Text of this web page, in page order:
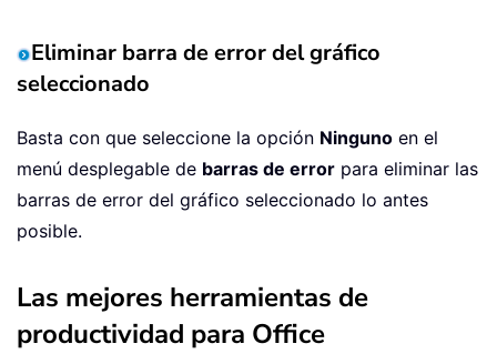
Eliminar barra de error del gráfico
seleccionado
Basta con que seleccione la opción Ninguno en el
menú desplegable de barras de error para eliminar las
barras de error del gráfico seleccionado lo antes
posible.
Las mejores herramientas de
productividad para Office